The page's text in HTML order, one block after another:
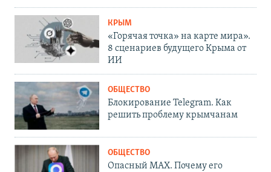
КРЫМ
«Горячая точка» на карте мира».
8 сценариев будущего Крыма от
ИИ
ОБЩЕСТВО
Блокирование Telegram. Как
решить проблему крымчанам
ОБЩЕСТВО
Опасный MAX. Почему его